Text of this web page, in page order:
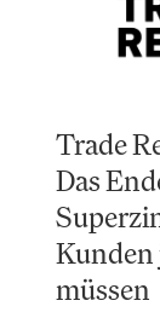
Trade
Das
Kunden
müssen